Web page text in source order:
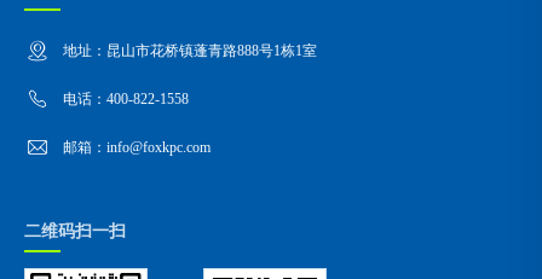
地址：昆山市花桥镇蓬青路888号1栋1室
电话：400-822-1558
邮箱：info@foxkpc.com
二维码扫一扫